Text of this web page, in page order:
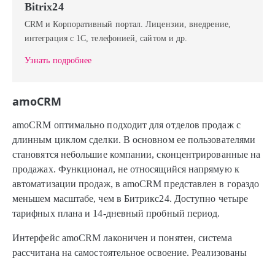
Bitrix24
CRM и Корпоративный портал. Лицензии, внедрение,
интеграция с 1С, телефонией, сайтом и др.
Узнать подробнее
amoCRM
amoCRM оптимально подходит для отделов продаж с
длинным циклом сделки. В основном ее пользователями
становятся небольшие компании, сконцентрированные на
продажах. Функционал, не относящийся напрямую к
автоматизации продаж, в amoCRM представлен в гораздо
меньшем масштабе, чем в Битрикс24. Доступно четыре
тарифных плана и 14-дневный пробный период.
Интерфейс amoCRM лаконичен и понятен, система
рассчитана на самостоятельное освоение. Реализованы